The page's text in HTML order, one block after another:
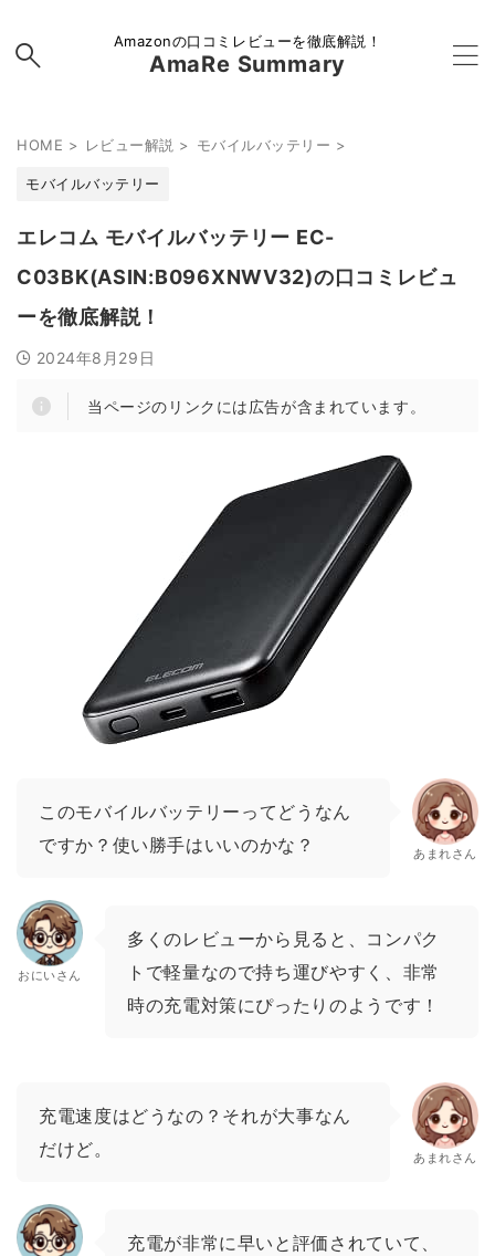
Amazonの口コミレビューを徹底解説！
AmaRe Summary
HOME > レビュー解説 > モバイルバッテリー >
モバイルバッテリー
エレコム モバイルバッテリー EC-
C03BK(ASIN:B096XNWV32)の口コミレビュ
ーを徹底解説！
2024年8月29日
当ページのリンクには広告が含まれています。
このモバイルバッテリーってどうなん
ですか？使い勝手はいいのかな？
あまれさん
おにいさん
多くのレビューから見ると、コンパク
トで軽量なので持ち運びやすく、非常
時の充電対策にぴったりのようです！
充電速度はどうなの？それが大事なん
だけど。
あまれさん
充電が非常に早いと評価されていて、